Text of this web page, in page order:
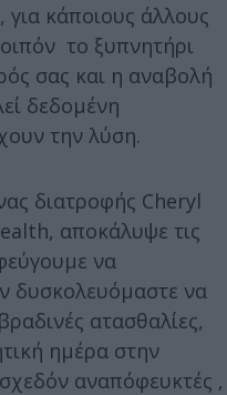
για κάποιους άλλους
το ξυπνητήρι
σας και η αναβολή
δεδομένη
την λύση.
διατροφής Cheryl
αποκάλυψε τις
να
δυσκολευόμαστε να
ατασθαλίες,
ημέρα στην
αναπόφευκτές ,